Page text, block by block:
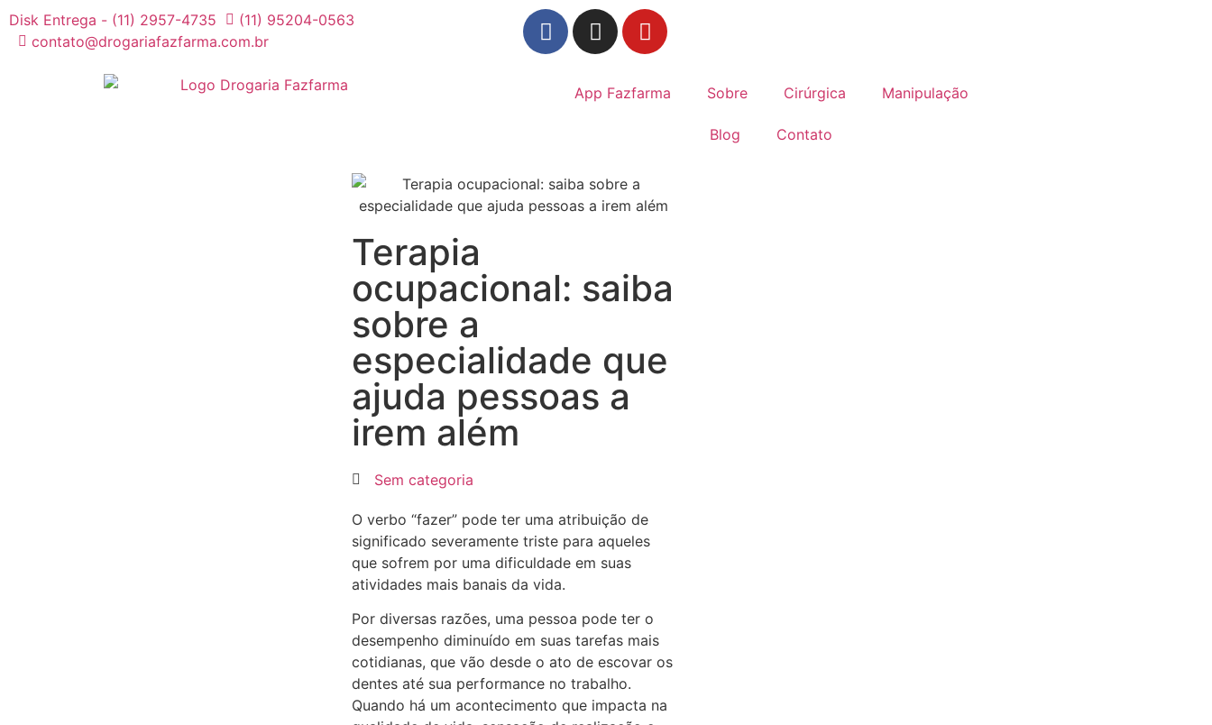
Disk Entrega - (11) 2957-4735
(11) 95204-0563
contato@drogariafazfarma.com.br
App Fazfarma Sobre Cirúrgica Manipulação
Blog Contato
Terapia
ocupacional: saiba
sobre a
especialidade que
ajuda pessoas a
irem além
Sem categoria
O verbo “fazer” pode ter uma atribuição de
significado severamente triste para aqueles
que sofrem por uma dificuldade em suas
atividades mais banais da vida.
Por diversas razões, uma pessoa pode ter o
desempenho diminuído em suas tarefas mais
cotidianas, que vão desde o ato de escovar os
dentes até sua performance no trabalho.
Quando há um acontecimento que impacta na